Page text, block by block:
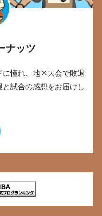
ナッツ
憧れ、地区大会で敗退
試合の感想をお届けし